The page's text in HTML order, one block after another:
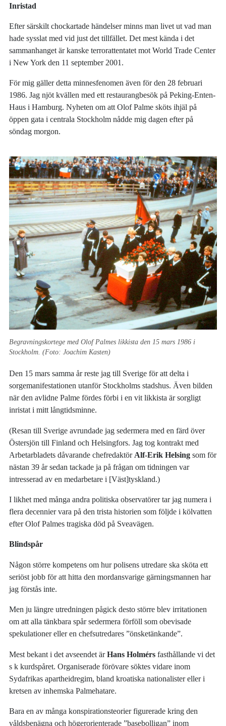
Inristad
Efter särskilt chockartade händelser minns man livet ut vad man
hade sysslat med vid just det tillfället. Det mest kända i det
sammanhanget är kanske terrorattentatet mot World Trade Center
i New York den 11 september 2001.
För mig gäller detta minnesfenomen även för den 28 februari
1986. Jag njöt kvällen med ett restaurangbesök på Peking-Enten-
Haus i Hamburg. Nyheten om att Olof Palme sköts ihjäl på
öppen gata i centrala Stockholm nådde mig dagen efter på
söndag morgon.
Begravningskortege med Olof Palmes likkista den 15 mars 1986 i
Stockholm. (Foto: Joachim Kasten)
Den 15 mars samma år reste jag till Sverige för att delta i
sorgemanifestationen utanför Stockholms stadshus. Även bilden
när den avlidne Palme fördes förbi i en vit likkista är sorgligt
inristat i mitt långtidsminne.
(Resan till Sverige avrundade jag sedermera med en färd över
Östersjön till Finland och Helsingfors. Jag tog kontrakt med
Arbetarbladets dåvarande chefredaktör Alf-Erik Helsing som för
nästan 39 år sedan tackade ja på frågan om tidningen var
intresserad av en medarbetare i [Väst]tyskland.)
I likhet med många andra politiska observatörer tar jag numera i
flera decennier vara på den trista historien som följde i kölvatten
efter Olof Palmes tragiska död på Sveavägen.
Blindspår
Någon större kompetens om hur polisens utredare ska sköta ett
seriöst jobb för att hitta den mordansvarige gärningsmannen har
jag förstås inte.
Men ju längre utredningen pågick desto större blev irritationen
om att alla tänkbara spår sedermera förföll som obevisade
spekulationer eller en chefsutredares ”önsketänkande”.
Mest bekant i det avseendet ärHans Holmérs fasthållande vi det
s k kurdspåret. Organiserade förövare söktes vidare inom
Sydafrikas apartheidregim, bland kroatiska nationalister eller i
kretsen av inhemska Palmehatare.
Bara en av många konspirationsteorier figurerade kring den
våldsbenägna och högerorienterade ”basebolligan” inom